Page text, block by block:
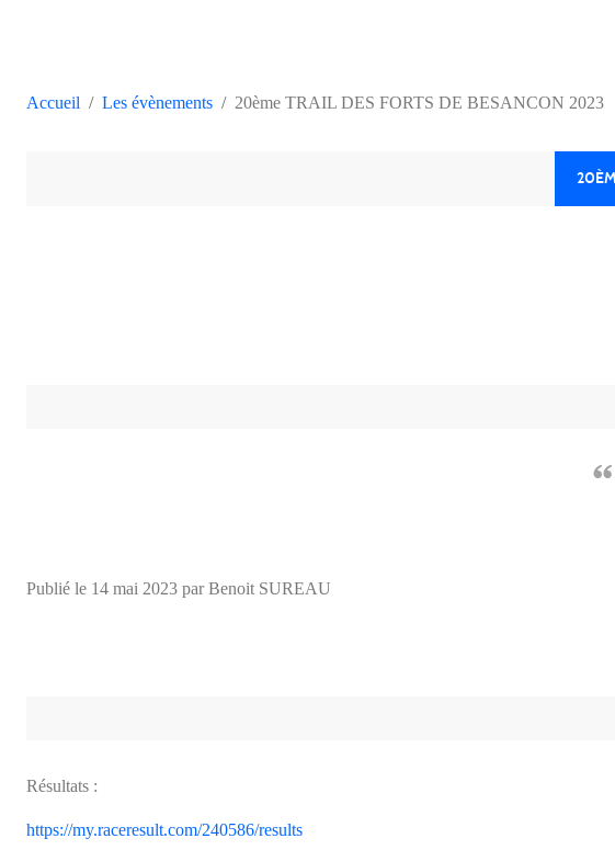
Accueil Les évènements 20ème TRAIL DES FORTS DE BESANCON 2023
Publié le 14 mai 2023 par Benoit SUREAU
Résultats :
https://my.raceresult.com/240586/results